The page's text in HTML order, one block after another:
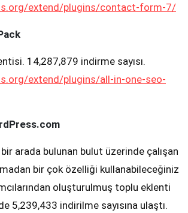
extend/plugins/contact-form-7/
14,287,879 indirme sayısı.
extend/plugins/all-in-one-seo-
arada bulunan bulut üzerinde çalışan
bir çok özelliği kullanabileceğiniz
oluşturulmuş toplu eklenti
5,239,433 indirilme sayısına ulaştı.